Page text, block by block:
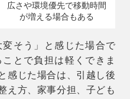
広さや環境優先で移動時間
が増える場合もある
そう」と感じた場合で
とで負担は軽くできま
感じた場合は、引越し後
え方、家事分担、子ども